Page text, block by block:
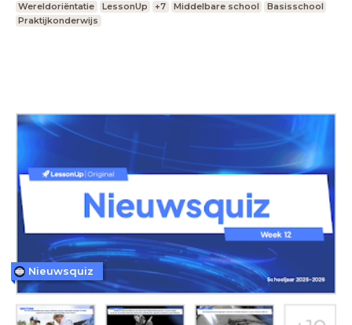
Wereldoriëntatie LessonUp +7 Middelbare school
Basisschool
Praktijkonderwijs
Nieuwsquiz